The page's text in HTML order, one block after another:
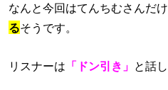
なんと今回はてんちむさんだ
るそうです。
リスナーは 「ドン引き」 と話